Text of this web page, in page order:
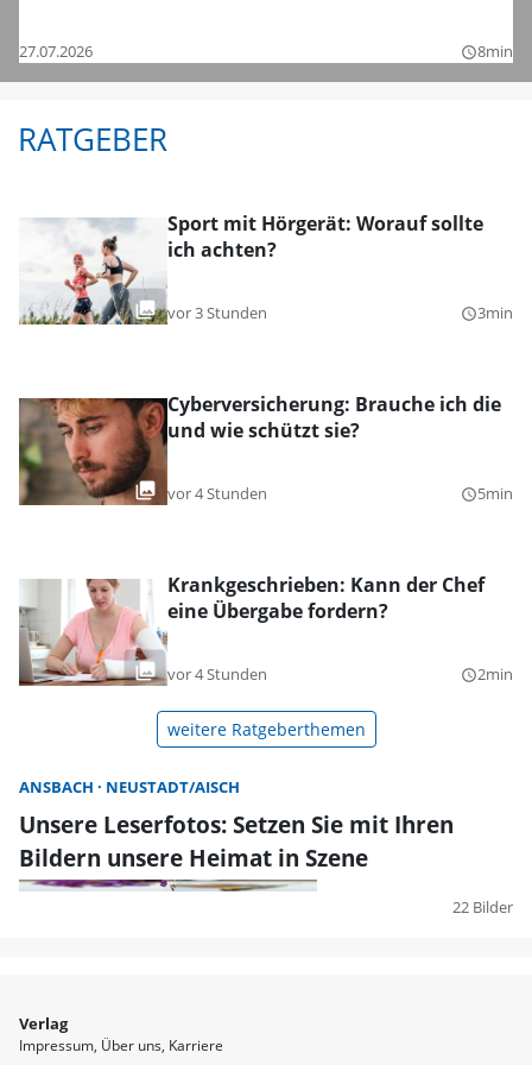
27.07.2026 query_builder8min
RATGEBER
Sport mit Hörgerät: Worauf sollte
ich achten?
vor 3 Stunden query_builder3min
Cyberversicherung: Brauche ich die
und wie schützt sie?
vor 4 Stunden query_builder5min
Krankgeschrieben: Kann der Chef
eine Übergabe fordern?
vor 4 Stunden query_builder2min
weitere Ratgeberthemen
ANSBACH NEUSTADT/AISCH
Unsere Leserfotos: Setzen Sie mit Ihren
Bildern unsere Heimat in Szene
22 Bilder
Verlag
Impressum Über uns Karriere